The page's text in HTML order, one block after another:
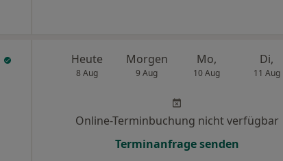
Heute
8 Aug
Morgen
9 Aug
Mo,
10 Aug
Di,
11 Aug
Online-Terminbuchung nicht verfügbar
Terminanfrage senden